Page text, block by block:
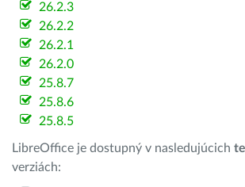
26.2.3
26.2.2
26.2.1
26.2.0
25.8.7
25.8.6
25.8.5
LibreOffice je dostupný v nasledujúcich
verziách: